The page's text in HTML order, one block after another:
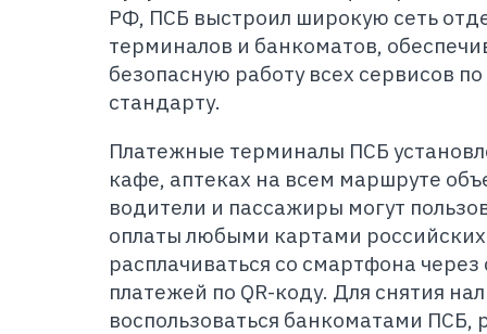
РФ, ПСБ выстроил широкую сеть
терминалов и банкоматов,
безопасную работу всех сервисов
стандарту.
Платежные терминалы ПСБ
кафе, аптеках на всем маршруте
водители и пассажиры могут
оплаты любыми картами
расплачиваться со смартфона
платежей по QR-коду. Для снятия
воспользоваться банкоматами